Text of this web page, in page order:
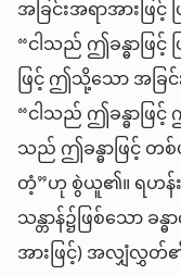
အခြင်းအရာအားဖြ
“ငါသည် ဤခန္ဓာဖြ
ဖြင့် ဤသို့သော အခ
“ငါသည် ဤခန္ဓာဖ
သည် ဤခန္ဓာဖြင့် တစ်
တံ့”ဟု စွဲယူ၏။ ရဟ
သန္တာန်၌ဖြစ်သော ခ
အားဖြင့်) အလျှံလွှတ်